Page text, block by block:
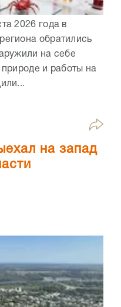
2026 года в
обратились
на себе
и работы на
на запад